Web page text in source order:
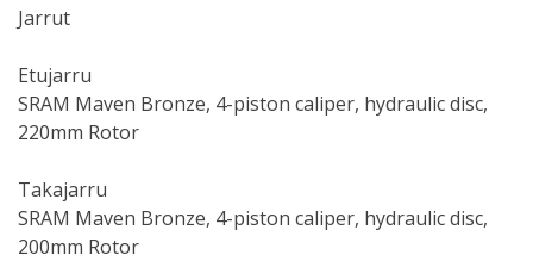
Jarrut
Etujarru
SRAM Maven Bronze, 4-piston caliper, hydraulic disc,
220mm Rotor
Takajarru
SRAM Maven Bronze, 4-piston caliper, hydraulic disc,
200mm Rotor